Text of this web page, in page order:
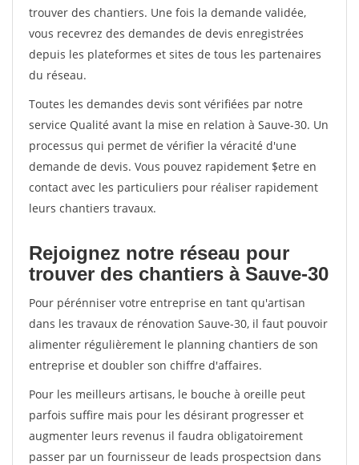
trouver des chantiers. Une fois la demande validée,
vous recevrez des demandes de devis enregistrées
depuis les plateformes et sites de tous les partenaires
du réseau.
Toutes les demandes devis sont vérifiées par notre
service Qualité avant la mise en relation à Sauve-30. Un
processus qui permet de vérifier la véracité d'une
demande de devis. Vous pouvez rapidement $etre en
contact avec les particuliers pour réaliser rapidement
leurs chantiers travaux.
Rejoignez notre réseau pour
trouver des chantiers à Sauve-30
Pour pérénniser votre entreprise en tant qu'artisan
dans les travaux de rénovation Sauve-30, il faut pouvoir
alimenter régulièrement le planning chantiers de son
entreprise et doubler son chiffre d'affaires.
Pour les meilleurs artisans, le bouche à oreille peut
parfois suffire mais pour les désirant progresser et
augmenter leurs revenus il faudra obligatoirement
passer par un fournisseur de leads prospectsion dans